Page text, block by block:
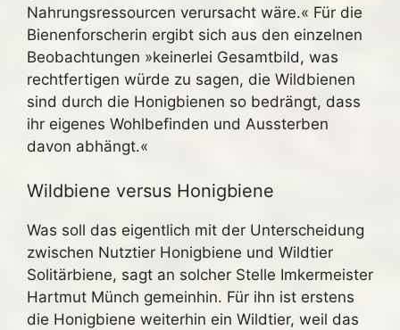
Nahrungsressourcen verursacht wäre.« Für die
Bienenforscherin ergibt sich aus den einzelnen
Beobachtungen »keinerlei Gesamtbild, was
rechtfertigen würde zu sagen, die Wildbienen
sind durch die Honigbienen so bedrängt, dass
ihr eigenes Wohlbefinden und Aussterben
davon abhängt.«
Wildbiene versus Honigbiene
Was soll das eigentlich mit der Unterscheidung
zwischen Nutztier Honigbiene und Wildtier
Solitärbiene, sagt an solcher Stelle Imkermeister
Hartmut Münch gemeinhin. Für ihn ist erstens
die Honigbiene weiterhin ein Wildtier, weil das